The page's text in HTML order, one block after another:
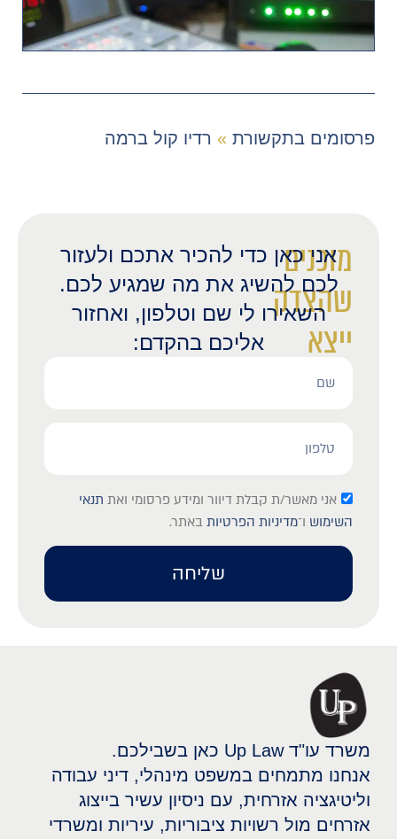
פרסומים בתקשורת » רדיו קול ברמה
מוכנים
שהצדק
ייצא
לאור?
אני כאן כדי להכיר אתכם ולעזור
לכם להשיג את מה שמגיע לכם.
השאירו לי שם וטלפון, ואחזור
אליכם בהקדם:
אני מאשר/ת קבלת דיוור ומידע פרסומי ואת תנאי
השימוש ו־מדיניות הפרטיות באתר.
שליחה
משרד עו"ד Up Law כאן בשבילכם.
אנחנו מתמחים במשפט מינהלי, דיני עבודה
וליטיגציה אזרחית, עם ניסיון עשיר בייצוג
אזרחים מול רשויות ציבוריות, עיריות ומשרדי